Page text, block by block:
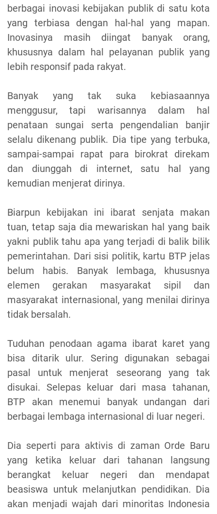
berbagai inovasi kebijakan publik di satu kota
yang terbiasa dengan hal-hal yang mapan.
Inovasinya masih diingat banyak orang,
khususnya dalam hal pelayanan publik yang
lebih responsif pada rakyat.
Banyak yang tak suka kebiasaannya
menggusur, tapi warisannya dalam hal
penataan sungai serta pengendalian banjir
selalu dikenang publik. Dia tipe yang terbuka,
sampai-sampai rapat para birokrat direkam
dan diunggah di internet, satu hal yang
kemudian menjerat dirinya.
Biarpun kebijakan ini ibarat senjata makan
tuan, tetap saja dia mewariskan hal yang baik
yakni publik tahu apa yang terjadi di balik bilik
pemerintahan. Dari sisi politik, kartu BTP jelas
belum habis. Banyak lembaga, khususnya
elemen gerakan masyarakat sipil dan
masyarakat internasional, yang menilai dirinya
tidak bersalah.
Tuduhan penodaan agama ibarat karet yang
bisa ditarik ulur. Sering digunakan sebagai
pasal untuk menjerat seseorang yang tak
disukai. Selepas keluar dari masa tahanan,
BTP akan menemui banyak undangan dari
berbagai lembaga internasional di luar negeri.
Dia seperti para aktivis di zaman Orde Baru
yang ketika keluar dari tahanan langsung
berangkat keluar negeri dan mendapat
beasiswa untuk melanjutkan pendidikan. Dia
akan menjadi wajah dari minoritas Indonesia